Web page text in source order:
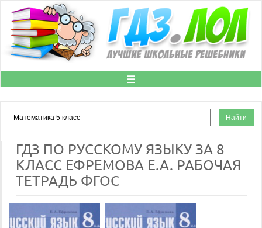
☰
ГДЗ ПО РУССКОМУ ЯЗЫКУ ЗА 8
КЛАСС ЕФРЕМОВА Е.А. РАБОЧАЯ
ТЕТРАДЬ ФГОС